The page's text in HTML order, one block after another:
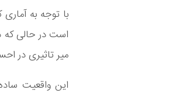
با توجه به
است در حالی که
میر تاثیری در
این واقعیت